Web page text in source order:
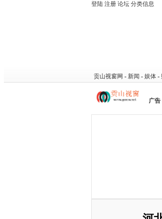
登陆 注册 论坛 分类信息
贡山视窗网 - 新闻 - 娱体 -
广告